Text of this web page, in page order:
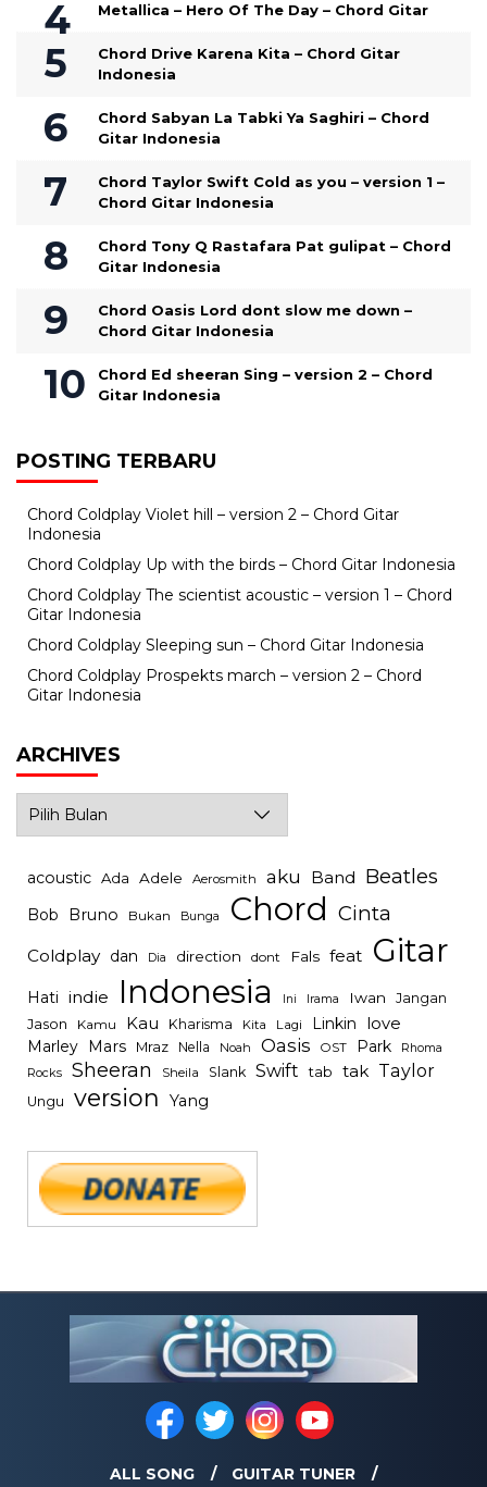
Metallica – Hero Of The Day – Chord Gitar
Chord Drive Karena Kita – Chord Gitar
Indonesia
Chord Sabyan La Tabki Ya Saghiri – Chord
Gitar Indonesia
Chord Taylor Swift Cold as you – version 1 –
Chord Gitar Indonesia
Chord Tony Q Rastafara Pat gulipat – Chord
Gitar Indonesia
Chord Oasis Lord dont slow me down –
Chord Gitar Indonesia
Chord Ed sheeran Sing – version 2 – Chord
Gitar Indonesia
POSTING TERBARU
Chord Coldplay Violet hill – version 2 – Chord Gitar
Indonesia
Chord Coldplay Up with the birds – Chord Gitar Indonesia
Chord Coldplay The scientist acoustic – version 1 – Chord
Gitar Indonesia
Chord Coldplay Sleeping sun – Chord Gitar Indonesia
Chord Coldplay Prospekts march – version 2 – Chord
Gitar Indonesia
ARCHIVES
acoustic Ada Adele Aerosmith aku Band Beatles
Bob Bruno Bukan Bunga Chord Cinta
Coldplay dan Dia direction dont Fals feat Gitar
Hati indie Indonesia Ini Irama Iwan Jangan
Jason Kamu Kau Kharisma Kita Lagi Linkin love
Marley Mars Mraz Nella Noah Oasis OST Park Rhoma
Rocks Sheeran Sheila Slank Swift tab tak Taylor
Ungu version Yang
ALL SONG GUITAR TUNER